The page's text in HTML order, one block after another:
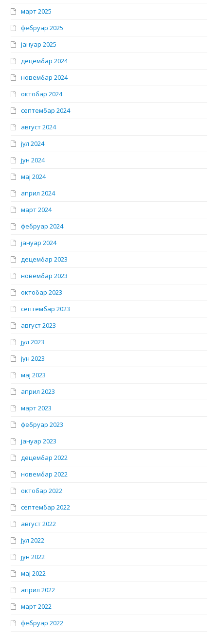
март 2025
фебруар 2025
јануар 2025
децембар 2024
новембар 2024
октобар 2024
септембар 2024
август 2024
јул 2024
јун 2024
мај 2024
април 2024
март 2024
фебруар 2024
јануар 2024
децембар 2023
новембар 2023
октобар 2023
септембар 2023
август 2023
јул 2023
јун 2023
мај 2023
април 2023
март 2023
фебруар 2023
јануар 2023
децембар 2022
новембар 2022
октобар 2022
септембар 2022
август 2022
јул 2022
јун 2022
мај 2022
април 2022
март 2022
фебруар 2022